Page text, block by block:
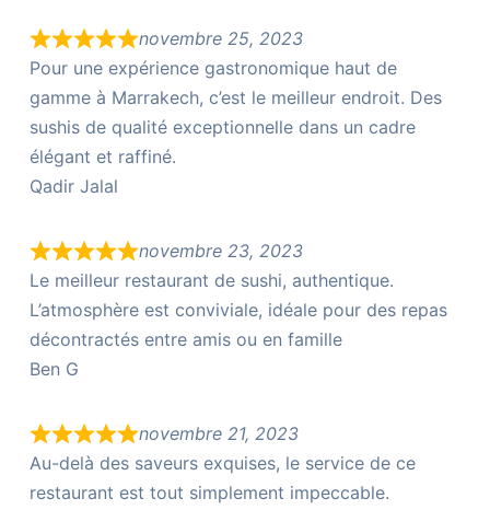
novembre 25, 2023
Pour une expérience gastronomique haut de
gamme à Marrakech, c’est le meilleur endroit. Des
sushis de qualité exceptionnelle dans un cadre
élégant et raffiné.
Qadir Jalal
novembre 23, 2023
Le meilleur restaurant de sushi, authentique.
L’atmosphère est conviviale, idéale pour des repas
décontractés entre amis ou en famille
Ben G
novembre 21, 2023
Au-delà des saveurs exquises, le service de ce
restaurant est tout simplement impeccable.